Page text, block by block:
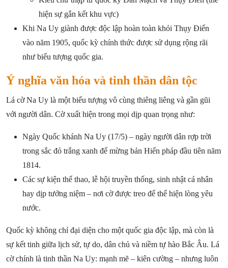
hiện sự gắn kết khu vực)
Khi Na Uy giành được độc lập hoàn toàn khỏi Thụy Điển
vào năm 1905, quốc kỳ chính thức được sử dụng rộng rãi
như biểu tượng quốc gia.
Ý nghĩa văn hóa và tinh thần dân tộc
Lá cờ Na Uy là một biểu tượng vô cùng thiêng liêng và gần gũi
với người dân. Cờ xuất hiện trong mọi dịp quan trọng như:
Ngày Quốc khánh Na Uy (17/5) – ngày người dân rợp trời
trong sắc đỏ trắng xanh để mừng bản Hiến pháp đầu tiên năm
1814.
Các sự kiện thể thao, lễ hội truyền thống, sinh nhật cá nhân
hay dịp tưởng niệm – nơi cờ được treo để thể hiện lòng yêu
nước.
Quốc kỳ không chỉ đại diện cho một quốc gia độc lập, mà còn là
sự kết tinh giữa lịch sử, tự do, dân chủ và niềm tự hào Bắc Âu. Lá
cờ chính là tinh thần Na Uy: mạnh mẽ – kiên cường – nhưng luôn